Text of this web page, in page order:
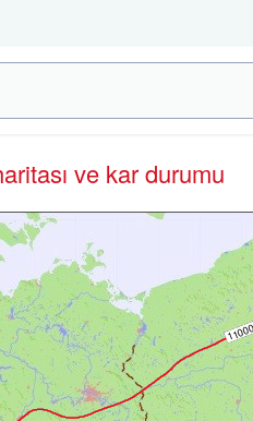
ve kar durumu